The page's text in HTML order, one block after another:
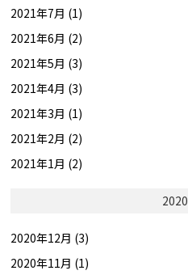
2021年7月 (1)
2021年6月 (2)
2021年5月 (3)
2021年4月 (3)
2021年3月 (1)
2021年2月 (2)
2021年1月 (2)
2020年12月 (3)
2020年11月 (1)